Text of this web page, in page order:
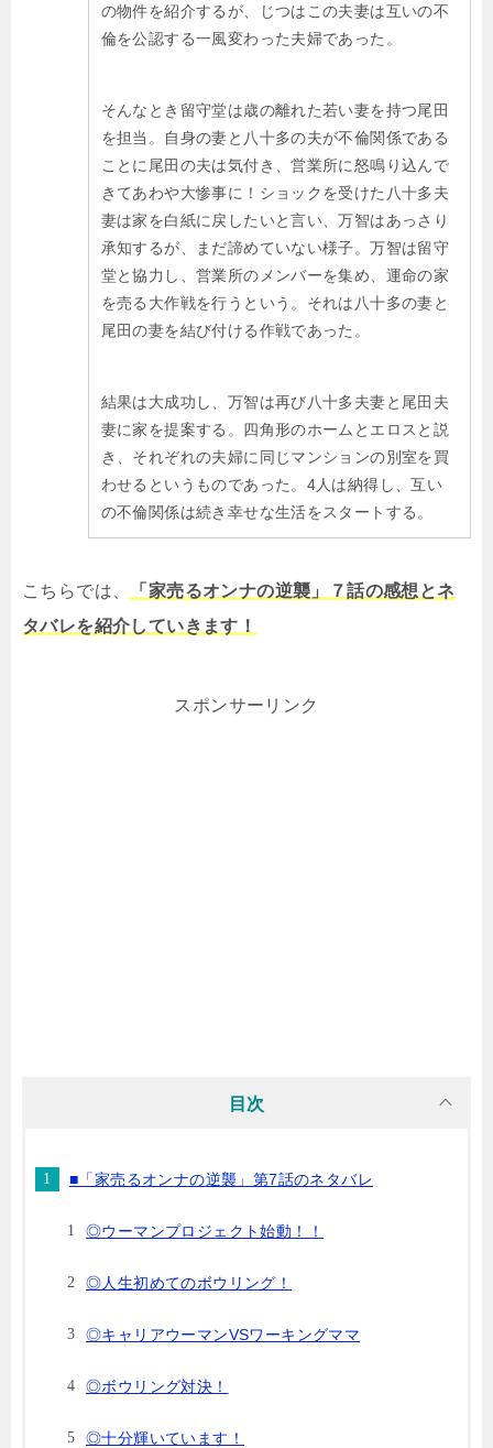
の物件を紹介するが、じつはこの夫妻は互いの不
倫を公認する一風変わった夫婦であった。
そんなとき留守堂は歳の離れた若い妻を持つ尾田
を担当。自身の妻と八十多の夫が不倫関係である
ことに尾田の夫は気付き、営業所に怒鳴り込んで
きてあわや大惨事に！ショックを受けた八十多夫
妻は家を白紙に戻したいと言い、万智はあっさり
承知するが、まだ諦めていない様子。万智は留守
堂と協力し、営業所のメンバーを集め、運命の家
を売る大作戦を行うという。それは八十多の妻と
尾田の妻を結び付ける作戦であった。
結果は大成功し、万智は再び八十多夫妻と尾田夫
妻に家を提案する。四角形のホームとエロスと説
き、それぞれの夫婦に同じマンションの別室を買
わせるというものであった。4人は納得し、互い
の不倫関係は続き幸せな生活をスタートする。
こちらでは、
「家売るオンナの逆襲」７話の感想とネ
タバレを紹介していきます！
スポンサーリンク
目次
■「家売るオンナの逆襲」第7話のネタバレ
◎ウーマンプロジェクト始動！！
◎人生初めてのボウリング！
◎キャリアウーマンVSワーキングママ
◎ボウリング対決！
◎十分輝いています！